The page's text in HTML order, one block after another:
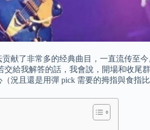
献了非常多的经典曲目，一直流传至
給我解答的話，我會說，開場和收尾
況且還是用彈 pick 需要的拇指與食指比